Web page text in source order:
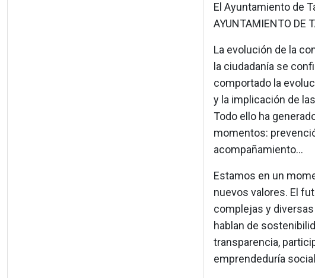
El Ayuntamiento de
AYUNTAMIENTO DE
La evolución de la
la ciudadanía se
comportado la
y la implicación de
Todo ello ha
momentos:
acompañamiento…
Estamos en un
nuevos valores. El
complejas y
hablan de
transparencia,
emprendeduría